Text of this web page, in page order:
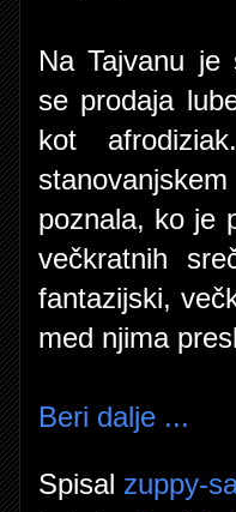
Na Tajvanu
se prodaja
kot
poznala, ko je
večkratnih
fantazijski,
med njima
Beri dalje ...
Spisal zuppy-